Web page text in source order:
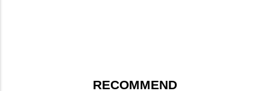
RECOMMEND